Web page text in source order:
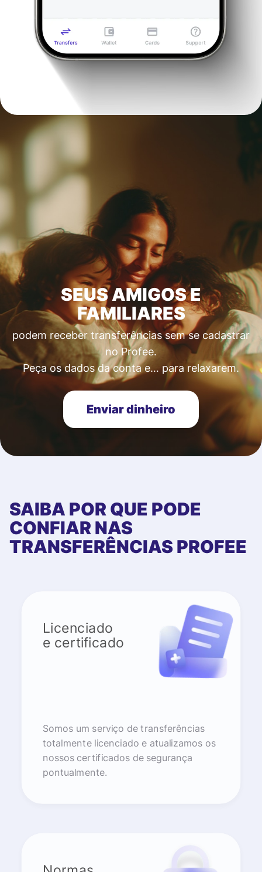
SEUS AMIGOS E
FAMILIARES
podem receber transferências sem se cadastrar
no Profee.
Peça os dados da conta e… para relaxarem.
Enviar dinheiro
SAIBA POR QUE PODE
CONFIAR NAS
TRANSFERÊNCIAS PROFEE
Licenciado
e certificado
Somos um serviço de transferências
totalmente licenciado e atualizamos os
nossos certificados de segurança
pontualmente.